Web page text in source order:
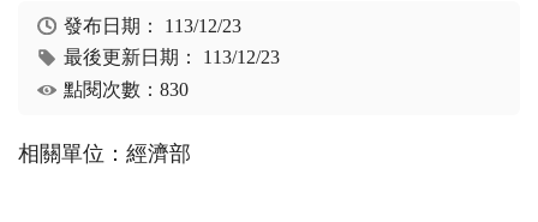
發布日期： 113/12/23
最後更新日期： 113/12/23
點閱次數：830
相關單位：經濟部